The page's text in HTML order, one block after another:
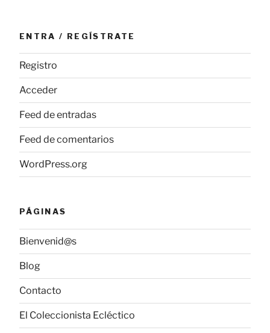
ENTRA / REGÍSTRATE
Registro
Acceder
Feed de entradas
Feed de comentarios
WordPress.org
PÁGINAS
Bienvenid@s
Blog
Contacto
El Coleccionista Ecléctico